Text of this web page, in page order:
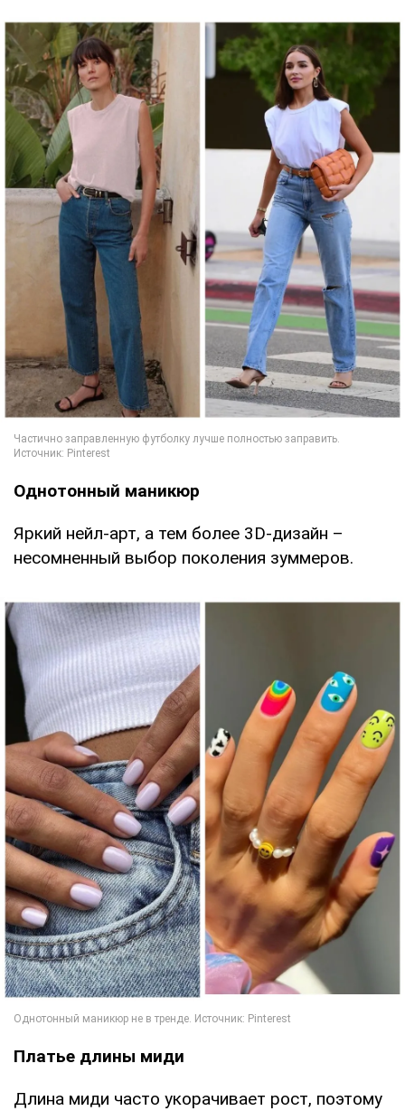
Однотонный маникюр
Яркий нейл-арт, а тем более 3D-дизайн –
несомненный выбор поколения зуммеров.
Платье длины миди
Длина миди часто укорачивает рост, поэтому